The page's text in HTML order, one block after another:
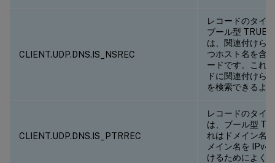
CLIENT.UDP.DNS.IS_NSREC
レコードのタイ
ブール型 TRUE
は、関連付けら
つホスト名を含
ードです。これ
ドに関連付けら
を検索できるよ
CLIENT.UDP.DNS.IS_PTRREC
レコードのタイ
は、ブール型
れはドメイン名
メイン名を IPv4
けるためによく